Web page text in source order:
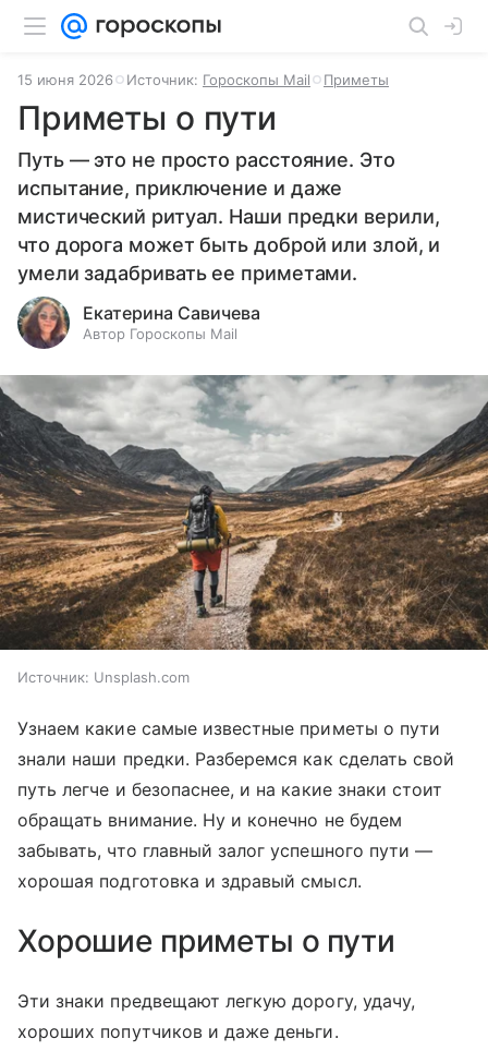
15 июня 2026 Источник: Гороскопы Mail Приметы
Приметы о пути
Путь — это не просто расстояние. Это
испытание, приключение и даже
мистический ритуал. Наши предки верили,
что дорога может быть доброй или злой, и
умели задабривать ее приметами.
Екатерина Савичева
Автор Гороскопы Mail
Источник: Unsplash.com
Узнаем какие самые известные приметы о пути
знали наши предки. Разберемся как сделать свой
путь легче и безопаснее, и на какие знаки стоит
обращать внимание. Ну и конечно не будем
забывать, что главный залог успешного пути —
хорошая подготовка и здравый смысл.
Хорошие приметы о пути
Эти знаки предвещают легкую дорогу, удачу,
хороших попутчиков и даже деньги.